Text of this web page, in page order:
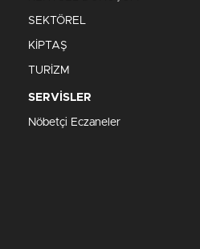
SEKTÖREL
KİPTAŞ
TURİZM
SERVİSLER
Nöbetçi Eczaneler